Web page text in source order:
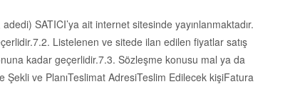
SATICI’ya ait internet sitesinde yayınlanmaktadır.
Listelenen ve sitede ilan edilen fiyatlar satış
kadar geçerlidir.7.3. Sözleşme konusu mal ya da
Şekli ve PlanıTeslimat AdresiTeslim Edilecek kişiFatura